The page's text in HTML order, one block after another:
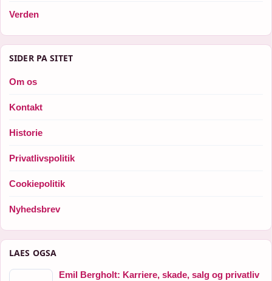
Verden
SIDER PA SITET
Om os
Kontakt
Historie
Privatlivspolitik
Cookiepolitik
Nyhedsbrev
LAES OGSA
Emil Bergholt: Karriere, skade, salg og privatliv